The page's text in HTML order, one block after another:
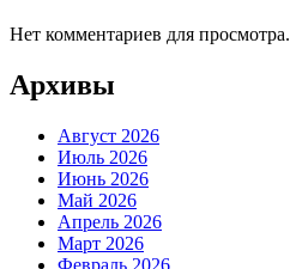
Нет комментариев для просмотра.
Архивы
Август 2026
Июль 2026
Июнь 2026
Май 2026
Апрель 2026
Март 2026
Февраль 2026